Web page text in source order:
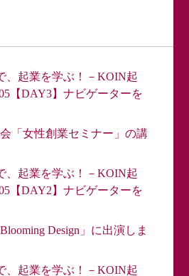
起業を学ぶ！－KOIN起
【DAY3】ナビゲーターを
「女性創業セミナー」の講
起業を学ぶ！－KOIN起
【DAY2】ナビゲーターを
Design」に出演しま
起業を学ぶ！－KOIN起